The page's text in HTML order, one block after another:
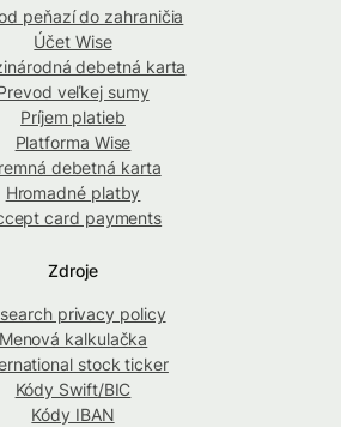
peňazí do zahraničia
Účet Wise
debetná karta
veľkej sumy
Príjem platieb
Platforma Wise
debetná karta
Hromadné platby
card payments
Zdroje
privacy policy
Menová kalkulačka
stock ticker
Kódy Swift/BIC
Kódy IBAN